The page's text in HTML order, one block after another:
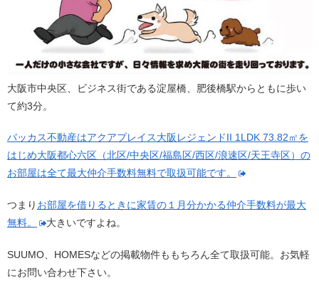
大阪市中央区、ビジネス街である淀屋橋、肥後橋駅からともに歩い
て約3分。
バッカス不動産はアクアプレイス大阪レジェンドII 1LDK 73.82㎡を
はじめ大阪都心六区（北区/中央区/福島区/西区/浪速区/天王寺区）の
お部屋は全て最大仲介手数料無料で取扱可能です。
つまり お部屋を借りるときに家賃の１月分かかる仲介手数料が最大
無料。
大きいですよね。
SUUMO、HOMESなどの掲載物件ももちろん全て取扱可能。お気軽
にお問い合わせ下さい。